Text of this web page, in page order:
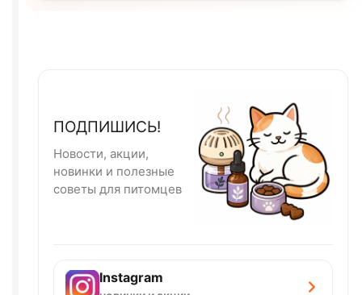
ПОДПИШИСЬ!
Новости, акции,
новинки и полезные
советы для питомцев
Instagram